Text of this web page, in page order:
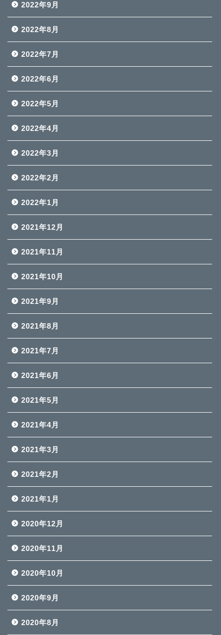
2022年9月
2022年8月
2022年7月
2022年6月
2022年5月
2022年4月
2022年3月
2022年2月
2022年1月
2021年12月
2021年11月
2021年10月
2021年9月
2021年8月
2021年7月
2021年6月
2021年5月
2021年4月
2021年3月
2021年2月
2021年1月
2020年12月
2020年11月
2020年10月
2020年9月
2020年8月